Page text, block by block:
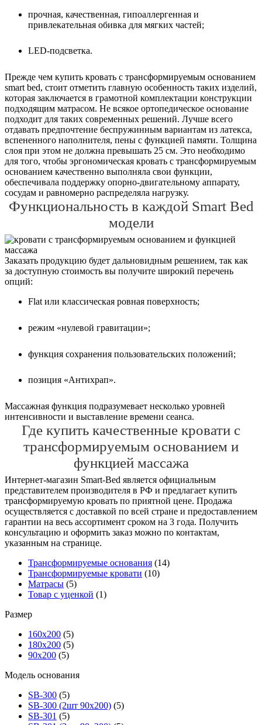
прочная, качественная, гипоаллергенная и
привлекательная обивка для мягких частей;
LED-подсветка.
Прежде чем купить кровать с трансформируемым основанием
smart bed, стоит отметить главную особенность таких изделий,
которая заключается в грамотной комплектации конструкции
подходящим матрасом. Не всякое ортопедическое основание
подходит для таких современных решений. Лучше всего
отдавать предпочтение беспружинным вариантам из латекса,
вспененного наполнителя, пены с функцией памяти. Толщина
слоя при этом не должна превышать 25 см. Это необходимо
для того, чтобы эргономическая кровать с трансформируемым
основанием качественно выполняла свои функции,
обеспечивала поддержку опорно-двигательному аппарату,
сосудам и равномерно распределяла нагрузку.
Функциональность в каждой Smart Bed
модели
Заказать продукцию будет дальновидным решением, так как
за доступную стоимость вы получите широкий перечень
опций:
Flat или классическая ровная поверхность;
режим «нулевой гравитации»;
функция сохранения пользовательских положений;
позиция «Антихрап».
Массажная функция подразумевает несколько уровней
интенсивности и выставление времени сеанса.
Где купить качественные кровати с
трансформируемым основанием и
функцией массажа
Интернет-магазин Smart-Bed является официальным
представителем производителя в РФ и предлагает купить
трансформируемую кровать по приятной цене. Продажа
осуществляется с доставкой по всей стране и предоставлением
гарантии на весь ассортимент сроком на 3 года. Получить
консультацию и оформить заказ можно по контактам,
указанным на странице.
Трансформируемые основания (14)
Трансформируемые кровати (10)
Матрасы (5)
Товар с уценкой (1)
Размер
160х200 (5)
180х200 (5)
90х200 (5)
Модель основания
SB-300 (5)
SB-300 (2шт 90х200) (5)
SB-301 (5)